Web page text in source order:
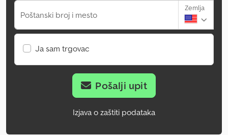
Poštanski broj i mesto
Zemlja
Ja sam trgovac
Pošalji upit
Izjava o zaštiti podataka